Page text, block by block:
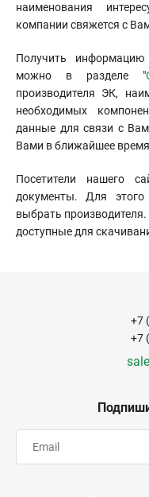
наименования
компании свяжется с
Получить
можно в разделе "
производителя ЭК,
необходимых
данные для связи с
Вами в ближайшее
Посетители нашего
документы. Для
выбрать
доступные для
+7
+7